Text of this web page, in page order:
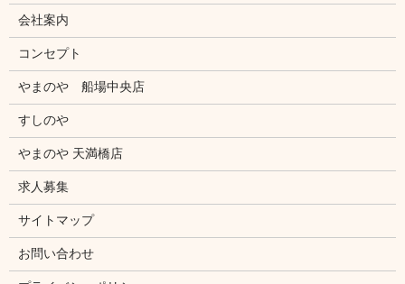
会社案内
コンセプト
やまのや 船場中央店
すしのや
やまのや 天満橋店
求人募集
サイトマップ
お問い合わせ